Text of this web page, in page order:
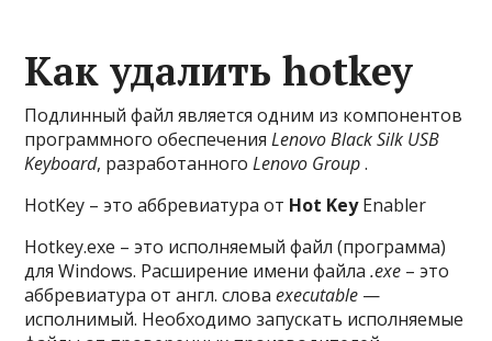
Как удалить hotkey
Подлинный файл является одним из компонентов
программного обеспеченияLenovo Black Silk USB
Keyboard, разработанногоLenovo Group.
HotKey – это аббревиатура от Hot KeyEnabler
Hotkey.exe – это исполняемый файл (программа)
для Windows. Расширение имени файла.exe – это
аббревиатура от англ. словаexecutable —
исполнимый. Необходимо запускать исполняемые